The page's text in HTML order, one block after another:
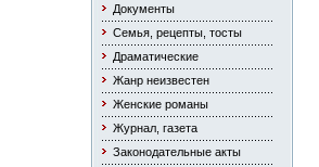
Документы
Семья, рецепты, тосты
Драматические
Жанр неизвестен
Женские романы
Журнал, газета
Законодательные акты